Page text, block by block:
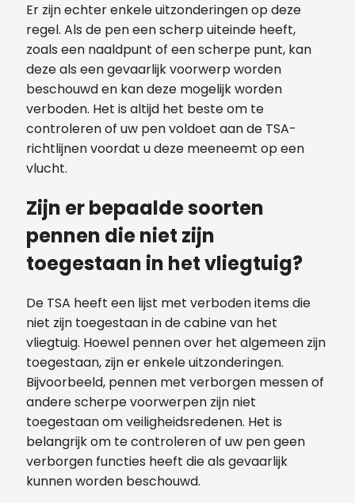
Er zijn echter enkele uitzonderingen op deze
regel. Als de pen een scherp uiteinde heeft,
zoals een naaldpunt of een scherpe punt, kan
deze als een gevaarlijk voorwerp worden
beschouwd en kan deze mogelijk worden
verboden. Het is altijd het beste om te
controleren of uw pen voldoet aan de TSA-
richtlijnen voordat u deze meeneemt op een
vlucht.
Zijn er bepaalde soorten
pennen die niet zijn
toegestaan ​​in het vliegtuig?
De TSA heeft een lijst met verboden items die
niet zijn toegestaan ​​in de cabine van het
vliegtuig. Hoewel pennen over het algemeen zijn
toegestaan, zijn er enkele uitzonderingen.
Bijvoorbeeld, pennen met verborgen messen of
andere scherpe voorwerpen zijn niet
toegestaan ​​om veiligheidsredenen. Het is
belangrijk om te controleren of uw pen geen
verborgen functies heeft die als gevaarlijk
kunnen worden beschouwd.